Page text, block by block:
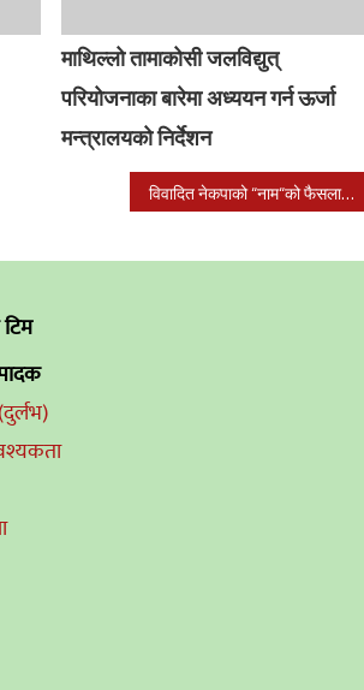
माथिल्लो तामाकोसी जलविद्युत्
परियोजनाका बारेमा अध्ययन गर्न ऊर्जा
मन्त्रालयको निर्देशन
विवादित नेकपाको “नाम“को फैसला आज हुँदै